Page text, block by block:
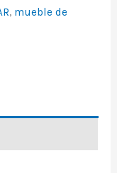
, mueble de